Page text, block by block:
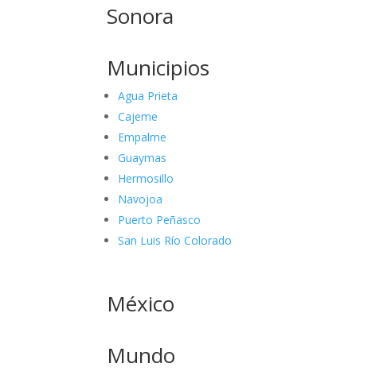
Sonora
Municipios
Agua Prieta
Cajeme
Empalme
Guaymas
Hermosillo
Navojoa
Puerto Peñasco
San Luis Río Colorado
México
Mundo